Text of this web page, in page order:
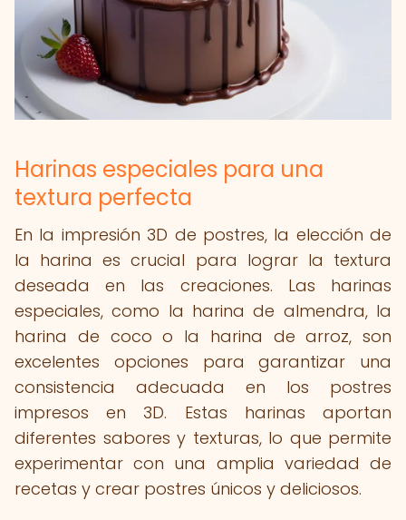
Harinas especiales para una
textura perfecta
En la impresión 3D de postres, la elección de
la harina es crucial para lograr la textura
deseada en las creaciones. Las harinas
especiales, como la harina de almendra, la
harina de coco o la harina de arroz, son
excelentes opciones para garantizar una
consistencia adecuada en los postres
impresos en 3D. Estas harinas aportan
diferentes sabores y texturas, lo que permite
experimentar con una amplia variedad de
recetas y crear postres únicos y deliciosos.